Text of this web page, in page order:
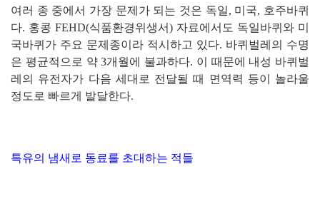
여러 종 중에서 가장 문제가 되는 것은 독일, 미국, 호주바퀴
다. 홍콩 FEHD(식품환경위생서) 자료에서도 독일바퀴와 미
국바퀴가 주요 문제종이라 적시하고 있다. 바퀴벌레의 수명
은 평균적으로 약 3개월에 불과하다. 이 때문에 내성 바퀴벌
레의 유전자가 다음 세대로 전달될 때 면역력 등이 놀라울
정도로 빠르게 발달한다.
특유의 냄새로 동료를 초대하는 적들